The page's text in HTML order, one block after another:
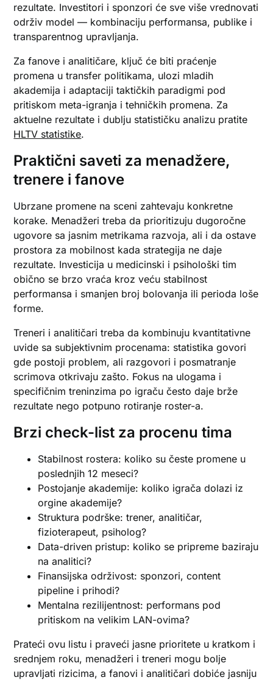
rezultate. Investitori i sponzori će sve više vrednovati
održiv model — kombinaciju performansa, publike i
transparentnog upravljanja.
Za fanove i analitičare, ključ će biti praćenje
promena u transfer politikama, ulozi mladih
akademija i adaptaciji taktičkih paradigmi pod
pritiskom meta-igranja i tehničkih promena. Za
aktuelne rezultate i dublju statističku analizu pratite
HLTV statistike.
Praktični saveti za menadžere,
trenere i fanove
Ubrzane promene na sceni zahtevaju konkretne
korake. Menadžeri treba da prioritizuju dugoročne
ugovore sa jasnim metrikama razvoja, ali i da ostave
prostora za mobilnost kada strategija ne daje
rezultate. Investicija u medicinski i psihološki tim
obično se brzo vraća kroz veću stabilnost
performansa i smanjen broj bolovanja ili perioda loše
forme.
Treneri i analitičari treba da kombinuju kvantitativne
uvide sa subjektivnim procenama: statistika govori
gde postoji problem, ali razgovori i posmatranje
scrimova otkrivaju zašto. Fokus na ulogama i
specifičnim treninzima po igraču često daje brže
rezultate nego potpuno rotiranje roster-a.
Brzi check-list za procenu tima
Stabilnost rostera: koliko su česte promene u
poslednjih 12 meseci?
Postojanje akademije: koliko igrača dolazi iz
orgine akademije?
Struktura podrške: trener, analitičar,
fizioterapeut, psiholog?
Data-driven pristup: koliko se pripreme baziraju
na analitici?
Finansijska održivost: sponzori, content
pipeline i prihodi?
Mentalna rezilijentnost: performans pod
pritiskom na velikim LAN-ovima?
Prateći ovu listu i praveći jasne prioritete u kratkom i
srednjem roku, menadžeri i treneri mogu bolje
upravljati rizicima, a fanovi i analitičari dobiće jasniju